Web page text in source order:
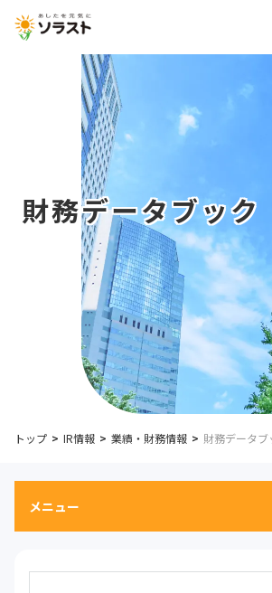
財務データブック
トップ IR情報 業績・財務情報 財務データブ
メニュー